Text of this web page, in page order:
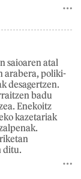
saioaren atal
arabera, poliki-
desagertzen.
badu
Enekoitz
kazetariak
ditu.